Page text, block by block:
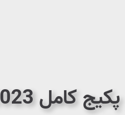
پکیج کامل Edito B1 2023